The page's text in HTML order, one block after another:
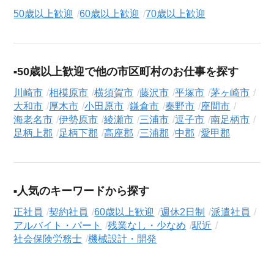
50歳以上歓迎 60歳以上歓迎 70歳以上歓迎
50歳以上歓迎で他の市区町村のお仕事を探す
川崎市 相模原市 横須賀市 藤沢市 平塚市
茅ヶ崎市
大和市
厚木市 小田原市 鎌倉市 秦野市
座間市
海老名市
伊勢原市 綾瀬市 三浦市 逗子市
南足柄市
足柄上郡
足柄下郡 高座郡 三浦郡 中郡 愛甲郡
人気のキーワードから探す
正社員 契約社員 60歳以上歓迎 週休2日制
派遣社員
アルバイト・パート
残業なし・少なめ
駅近
社会保険労務士
機械設計・開発